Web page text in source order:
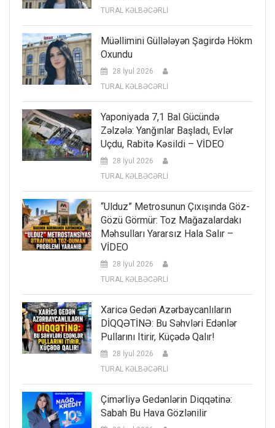
TURAL KƏLBƏCƏRLİ
Müəllimini Güllələyən Şagirdə Hökm
Oxundu
28 İyul 2026
TURAL KƏLBƏCƏRLİ
Yaponiyada 7,1 Bal Gücündə
Zəlzələ: Yanğınlar Başladı, Evlər
Uçdu, Rabitə Kəsildi – VİDEO
28 İyul 2026
TURAL KƏLBƏCƏRLİ
“Ulduz” Metrosunun Çıxışında Göz-
Gözü Görmür: Toz Mağazalardakı
Məhsulları Yararsız Hala Salır –
VİDEO
28 İyul 2026
TURAL KƏLBƏCƏRLİ
Xaricə Gedən Azərbaycanlıların
DİQQƏTİNƏ: Bu Səhvləri Edənlər
Pullarını Itirir, Küçədə Qalır!
28 İyul 2026
TURAL KƏLBƏCƏRLİ
Çimərliyə Gedənlərin Diqqətinə:
Sabah Bu Hava Gözlənilir